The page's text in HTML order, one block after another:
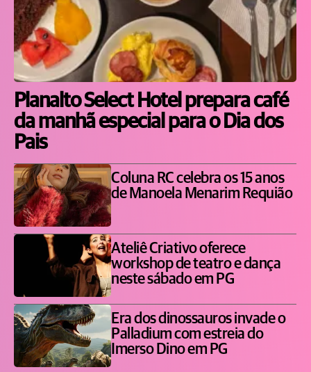
Planalto Select Hotel prepara café
da manhã especial para o Dia dos
Pais
Coluna RC celebra os 15 anos
de Manoela Menarim Requião
Ateliê Criativo oferece
workshop de teatro e dança
neste sábado em PG
Era dos dinossauros invade o
Palladium com estreia do
Imerso Dino em PG